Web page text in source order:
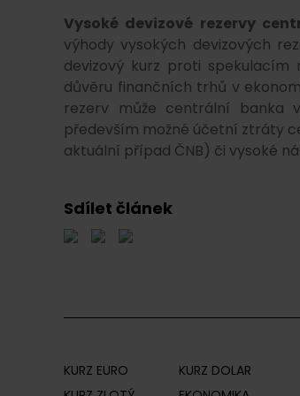
Vysoké devizové rezervy
výhody vysokých devizových
devizový kurz proti spekulacím
důvěru finančních trhů v
rezerv může centrální banka
především možné účetní ztráty
aktuální případ ČNB) či vysoké
Sdílet článek
KURZ EURO
KURZ DOLAR